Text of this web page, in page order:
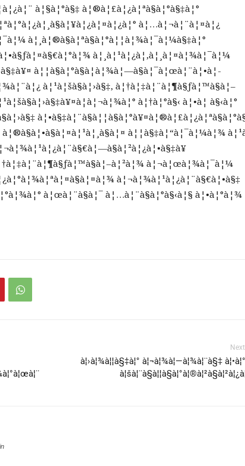
à¦§à¦°à§‡ à¦®à¦£à¦¿à¦ªà§à¦°à§‡à¦°
à¦…à¦¬à¦¨à¦¤à¦¿
à¦¸à¦®à§à¦ªà§à¦°à¦¦à¦¾à¦¯à¦¼à§‡à¦°
à¦¸à¦¹à¦¿à¦‚à¦¸à¦¤à¦¾à¦¯à¦¼
à¦¦à§à¦°à§à¦­à¦¾à¦—à§à¦¯à¦œà¦¨à¦•à¦­
à¦¹à¦šà§à¦›à§‡, à¦†à¦‡à¦¨à¦¶à§ƒà¦™à§à¦–
à¦†à¦°à§‹ à¦•à¦ à§‹à¦°
à¦¦à§‡à¦“à¦¯à¦¼à¦¾
à¦¬à¦œà¦¾à¦¯à¦¼
à¦¬à¦¾à¦¹à¦¿à¦¨à§€à¦•à§‡
à¦œà¦¨à§à¦¯ à¦…à¦¨à§à¦°à§‹à¦§ à¦•à¦°à¦¾
à¦›à¦¾à¦¦à§‡à¦° à¦¬à¦¾à¦—à¦¾à¦¨à§‡